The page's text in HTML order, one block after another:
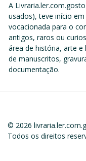
A
usados), teve início
vocacionada para o
antigos, raros ou
área de história, arte e
de manuscritos,
documentação.
© 2026
Todos os direitos